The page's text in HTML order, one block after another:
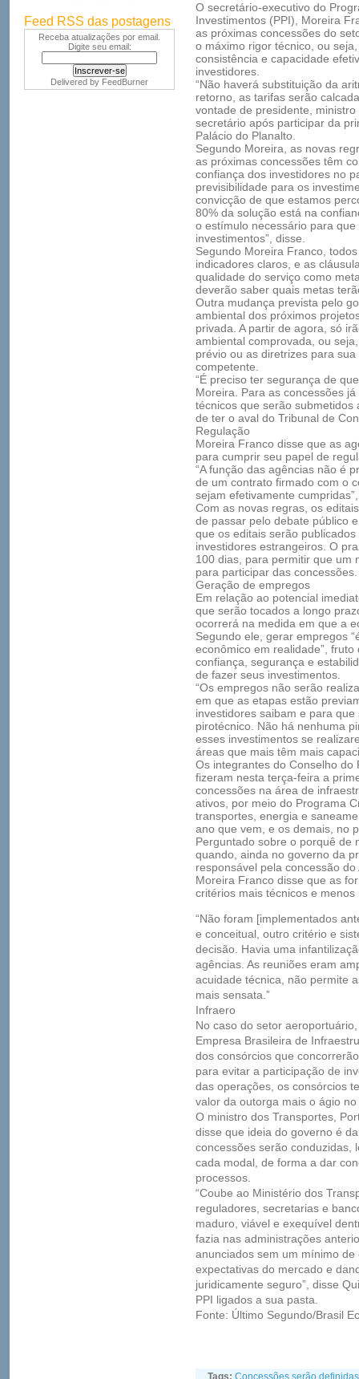
Feed RSS das postagens
Receba atualizações por email.
Digite seu email:
Delivered by FeedBurner
O secretário-executivo do
Investimentos (PPI), Moreira
as próximas concessões do
o máximo rigor técnico, ou
consistência e capacidade
investidores.
“Não haverá substituição da
retorno, as tarifas serão
vontade de presidente,
secretário após participar da
Palácio do Planalto.
Segundo Moreira, as novas
as próximas concessões têm
confiança dos investidores no
previsibilidade para os
convicção de que estamos
80% da solução está na
o estímulo necessário para
investimentos”, disse.
Segundo Moreira Franco,
indicadores claros, e as
qualidade do serviço como
deverão saber quais metas
Outra mudança prevista pelo
ambiental dos próximos
privada. A partir de agora, só
ambiental comprovada, ou
prévio ou as diretrizes para
competente.
“É preciso ter segurança de
Moreira. Para as concessões
técnicos que serão submetidos
de ter o aval do Tribunal de
Regulação
Moreira Franco disse que as
para cumprir seu papel de
“A função das agências não é
de um contrato firmado com o
sejam efetivamente
Com as novas regras, os
de passar pelo debate público
que os editais serão
investidores estrangeiros. O
100 dias, para permitir que um
para participar das concessões.
Geração de empregos
Em relação ao potencial
que serão tocados a longo
ocorrerá na medida em que a
Segundo ele, gerar empregos
econômico em realidade”,
confiança, segurança e
de fazer seus investimentos.
“Os empregos não serão
em que as etapas estão
investidores saibam e para
pirotécnico. Não há nenhuma
esses investimentos se
áreas que mais têm mais
Os integrantes do Conselho
fizeram nesta terça-feira a
concessões na área de
ativos, por meio do Programa
transportes, energia e
ano que vem, e os demais, no
Perguntado sobre o porquê de
quando, ainda no governo da
responsável pela concessão
Moreira Franco disse que as
critérios mais técnicos e menos
“Não foram [implementados
e conceitual, outro critério e
decisão. Havia uma
agências. As reuniões eram
acuidade técnica, não permite
mais sensata.”
Infraero
No caso do setor
Empresa Brasileira de
dos consórcios que
para evitar a participação de
das operações, os consórcios
valor da outorga mais o ágio
O ministro dos Transportes,
disse que ideia do governo é
concessões serão conduzidas,
cada modal, de forma a dar
processos.
“Coube ao Ministério dos
reguladores, secretarias e
maduro, viável e exequível
fazia nas administrações
anunciados sem um mínimo
expectativas do mercado e
juridicamente seguro”, disse
PPI ligados a sua pasta.
Fonte: Último Segundo/Brasil